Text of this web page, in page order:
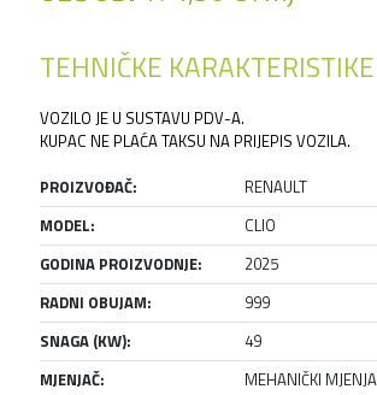
TEHNIČKE KARAKTERISTIKE
VOZILO JE U SUSTAVU PDV-A.
KUPAC NE PLAĆA TAKSU NA PRIJEPIS VOZILA.
PROIZVOĐAČ:
RENAULT
MODEL:
CLIO
GODINA PROIZVODNJE:
2025
RADNI OBUJAM:
999
SNAGA (KW):
49
MJENJAČ:
MEHANIČKI